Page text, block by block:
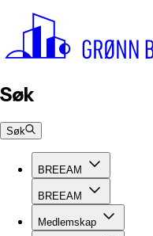
Søk
Søk
BREEAM
BREEAM
Medlemskap